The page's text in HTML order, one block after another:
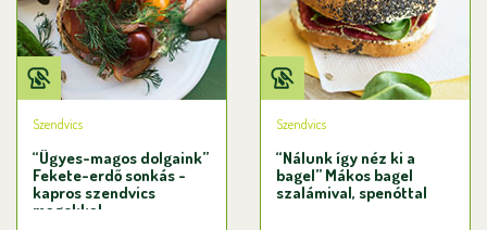
Szendvics
“Ügyes-magos dolgaink”
Fekete-erdő sonkás -
kapros szendvics
magokkal
Szendvics
“Nálunk így néz ki a
bagel” Mákos bagel
szalámival, spenóttal